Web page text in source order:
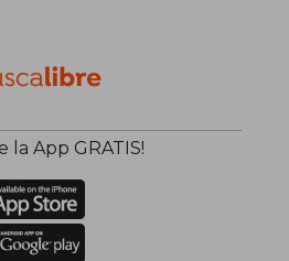
la App GRATIS!